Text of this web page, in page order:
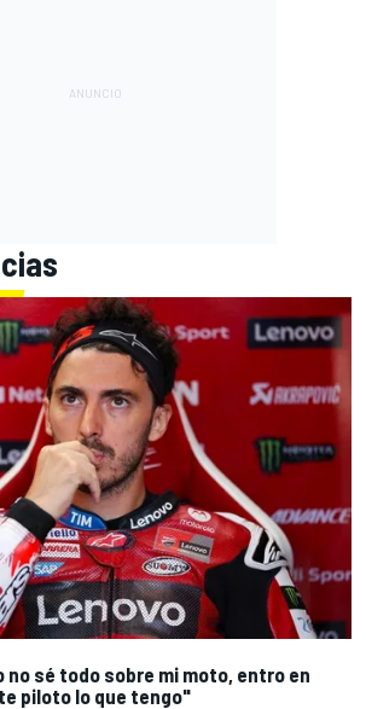
no sé todo sobre mi moto, entro en
piloto lo que tengo"